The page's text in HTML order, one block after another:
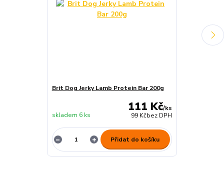
Brit Dog Jerky Lamb Protein Bar 200g
111 Kč/ks
99 Kčbez DPH
skladem 6 ks
Přidat do košíku